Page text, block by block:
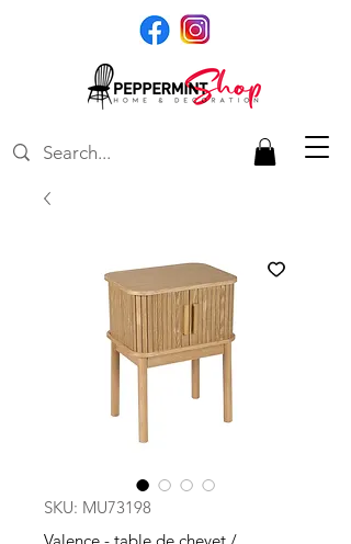
SKU: MU73198